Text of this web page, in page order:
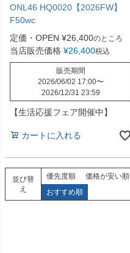
ONL46 HQ0020【2026FW】
F50wc
定価・OPEN ¥26,400のところ
当店販売価格 ¥26,400税込
販売期間
2026/06/02 17:00〜
2026/12/31 23:59
【生活応援フェア開催中】
カートに入れる
並び替
え
優先度順 価格が安い順
おすすめ順